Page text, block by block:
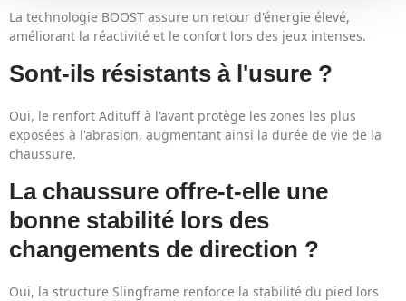
La technologie BOOST assure un retour d'énergie élevé,
améliorant la réactivité et le confort lors des jeux intenses.
Sont-ils résistants à l'usure ?
Oui, le renfort Adituff à l'avant protège les zones les plus
exposées à l'abrasion, augmentant ainsi la durée de vie de la
chaussure.
La chaussure offre-t-elle une
bonne stabilité lors des
changements de direction ?
Oui, la structure Slingframe renforce la stabilité du pied lors